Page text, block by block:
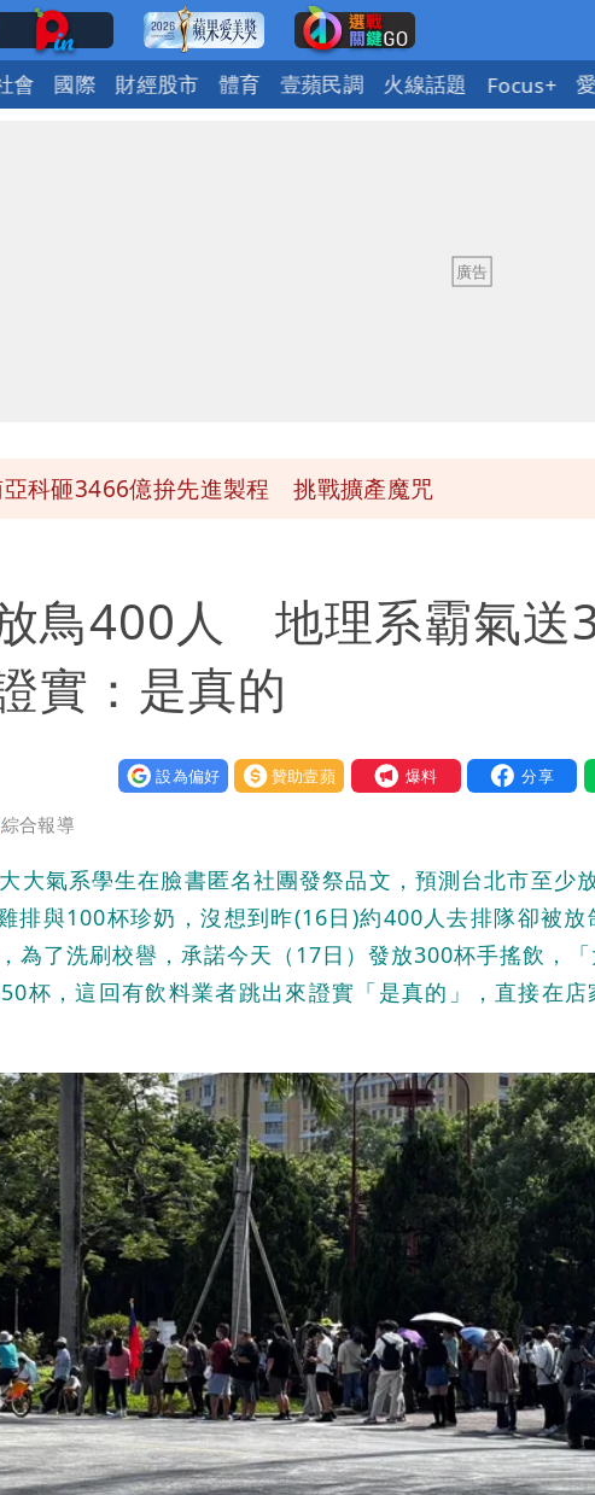
會 國際 財經股市 體育 壹蘋民調 火線話題 Focus+
亞科砸3466億拚先進製程 挑戰擴產魔咒
日料店慘遇惡房東！漲租→續約前翻臉→存證信逼遷
交保！採購、中間商羈押禁見
家：離台又更近 暴風圈逼近岸處
？店員揭「洗標編號」藏玄機
率飆81％ 台積電一檔狂賺76億
嗆爆盧秀燕！8年總帳一次掀翻
友現身！交往原因超Man
理 薪資99K！工作內容讓人看傻
大雨3天「這區下到紫爆」
」！超商冰品好康快看 思樂冰僅10元
鳥400人 地理系霸氣送
實：是真的
設為偏好 贊助壹蘋 我要爆料
綜合報導
大氣系學生在臉書匿名社團發祭品文，預測台北市至少
排與100杯珍奶，沒想到昨(16日)約400人去排隊卻被放
為了洗刷校譽，承諾今天（17日）發放300杯手搖飲，
杯，這回有飲料業者跳出來證實「是真的」，直接在